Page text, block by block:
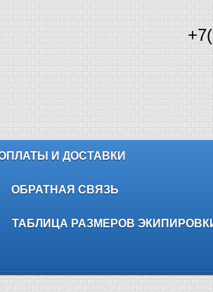
И ДОСТАВКИ
ОБРАТНАЯ СВЯЗЬ
ТАБЛИЦА РАЗМЕРОВ